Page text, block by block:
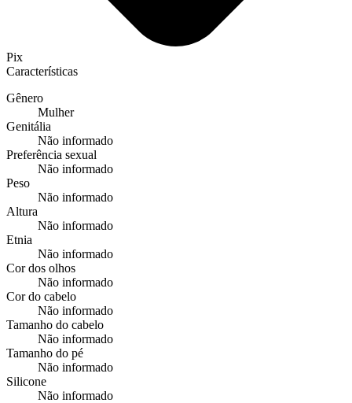
Pix
Características
Gênero
Mulher
Genitália
Não informado
Preferência sexual
Não informado
Peso
Não informado
Altura
Não informado
Etnia
Não informado
Cor dos olhos
Não informado
Cor do cabelo
Não informado
Tamanho do cabelo
Não informado
Tamanho do pé
Não informado
Silicone
Não informado